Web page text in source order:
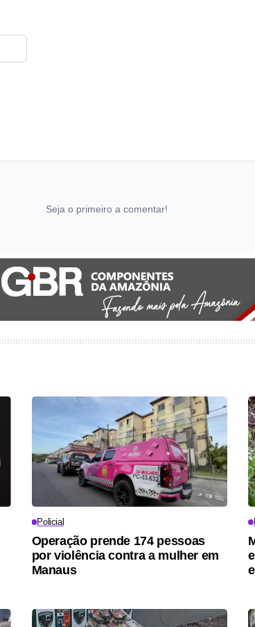
Seja o primeiro a comentar!
Policial
Operação prende 174 pessoas
por violência contra a mulher em
Manaus